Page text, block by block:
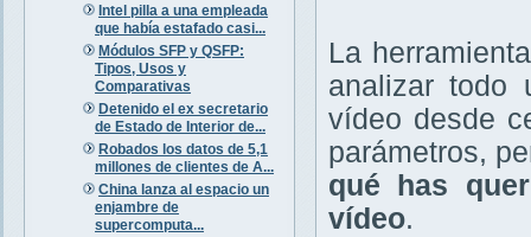
Intel pilla a una empleada
que había estafado casi...
Módulos SFP y QSFP:
Tipos, Usos y
Comparativas
Detenido el ex secretario
de Estado de Interior de...
Robados los datos de 5,1
millones de clientes de A...
China lanza al espacio un
enjambre de
supercomputa...
La
analizar todo
vídeo desde
parámetros,
qué has
vídeo.